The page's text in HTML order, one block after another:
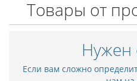
Товары от
Нужен
Если вам сложно